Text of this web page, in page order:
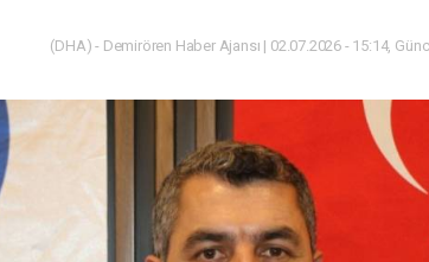
(DHA) - Demirören Haber Ajansı | 02.07.2026 - 15:14,